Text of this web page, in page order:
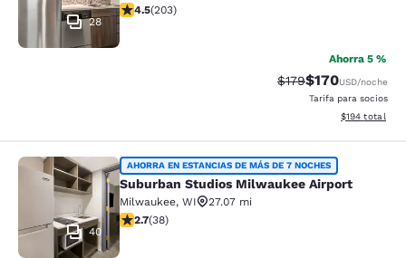
28
calificación de 4.46 estrellas. Excelente. 203 reseñas
4.5(203)
Ahorra 5 %
Precio tachado:
$179Precio con
$170USD/noche
Tarifa para socios
Ver detalles
$194 total
Suburban Studios Milwaukee
40
AHORRA EN ESTANCIAS DE MÁS DE 7 NOCHES
Suburban Studios Milwaukee Airport
Milwaukee, WI
27.07 mi
calificación de 2.66 estrellas. Feria. 38 reseñas
2.7(38)